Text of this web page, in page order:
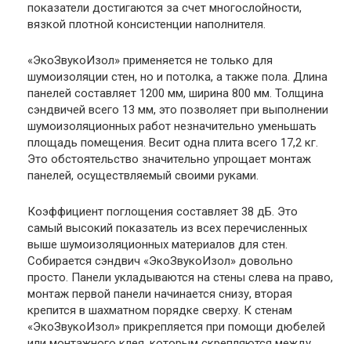
показатели достигаются за счет многослойности,
вязкой плотной консистенции наполнителя.
«ЭкоЗвукоИзол» применяется не только для
шумоизоляции стен, но и потолка, а также пола. Длина
панелей составляет 1200 мм, ширина 800 мм. Толщина
сэндвичей всего 13 мм, это позволяет при выполнении
шумоизоляционных работ незначительно уменьшать
площадь помещения. Весит одна плита всего 17,2 кг.
Это обстоятельство значительно упрощает монтаж
панелей, осуществляемый своими руками.
Коэффициент поглощения составляет 38 дБ. Это
самый высокий показатель из всех перечисленных
выше шумоизоляционных материалов для стен.
Собирается сэндвич «ЭкоЗвукоИзол» довольно
просто. Панели укладываются на стены слева на право,
монтаж первой панели начинается снизу, вторая
крепится в шахматном порядке сверху. К стенам
«ЭкоЗвукоИзол» прикрепляется при помощи дюбелей